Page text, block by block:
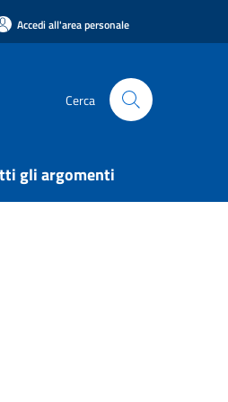
Accedi all'area personale
Cerca
gli argomenti